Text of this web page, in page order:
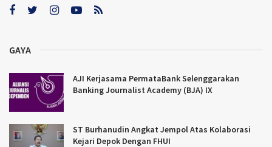
GAYA
AJI Kerjasama PermataBank Selenggarakan
Banking Journalist Academy (BJA) IX
ST Burhanudin Angkat Jempol Atas Kolaborasi
Kejari Depok Dengan FHUI